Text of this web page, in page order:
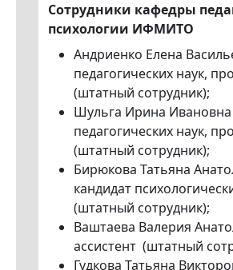
Сотрудники кафедры
психологии ИФМИТО
Андриенко Елена
педагогических наук,
(штатный сотрудник);
Шульга Ирина Ивановна
педагогических наук,
(штатный сотрудник);
Бирюкова Татьяна
кандидат
(штатный сотрудник);
Ваштаева Валерия
ассистент (штатный
Гудкова Татьяна